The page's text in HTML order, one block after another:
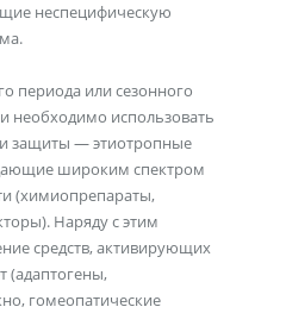
неспецифическую
периода или сезонного
необходимо использовать
защиты — этиотропные
широким спектром
(химиопрепараты,
Наряду с этим
средств, активирующих
(адаптогены,
гомеопатические